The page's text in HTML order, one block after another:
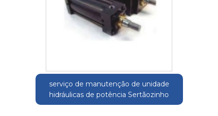
serviço de manutenção de unidade
hidráulicas de potência Sertãozinho